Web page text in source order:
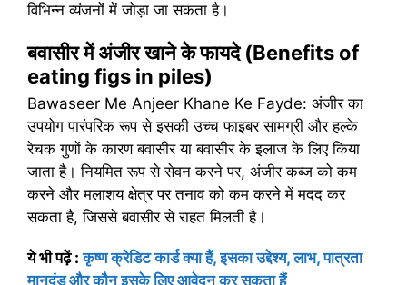
विभिन्न व्यंजनों में जोड़ा जा सकता है।
बवासीर में अंजीर खाने के फायदे (Benefits of
eating figs in piles)
Bawaseer Me Anjeer Khane Ke Fayde: अंजीर का
उपयोग पारंपरिक रूप से इसकी उच्च फाइबर सामग्री और हल्के
रेचक गुणों के कारण बवासीर या बवासीर के इलाज के लिए किया
जाता है। नियमित रूप से सेवन करने पर, अंजीर कब्ज को कम
करने और मलाशय क्षेत्र पर तनाव को कम करने में मदद कर
सकता है, जिससे बवासीर से राहत मिलती है।
ये भी पढ़ें:कृष्ण क्रेडिट कार्ड क्या हैं, इसका उद्देश्य, लाभ, पात्रता
मानदंड और कौन इसके लिए आवेदन कर सकता हैं